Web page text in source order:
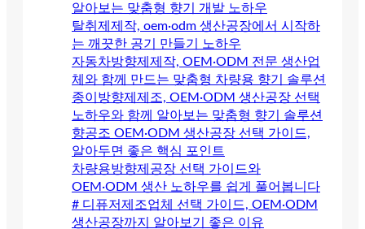
알아보는 맞춤형 향기 개발 노하우
탈취제제작, oem·odm 생산공장에서 시작하
는 깨끗한 공기 만들기 노하우
자동차방향제제작, OEM·ODM 전문 생산업
체와 함께 만드는 맞춤형 차량용 향기 솔루션
종이방향제제조, OEM·ODM 생산공장 선택
노하우와 함께 알아보는 맞춤형 향기 솔루션
향공조 OEM·ODM 생산공장 선택 가이드,
알아두면 좋은 핵심 포인트
차량용방향제공장 선택 가이드와
OEM·ODM 생산 노하우를 쉽게 풀어봅니다
# 디퓨저제조업체 선택 가이드, OEM·ODM
생산공장까지 알아보기 좋은 이유